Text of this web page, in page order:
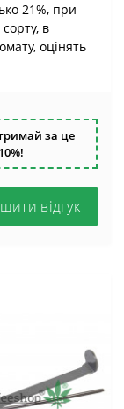
21%, при
в
оцінять
за це
відгук